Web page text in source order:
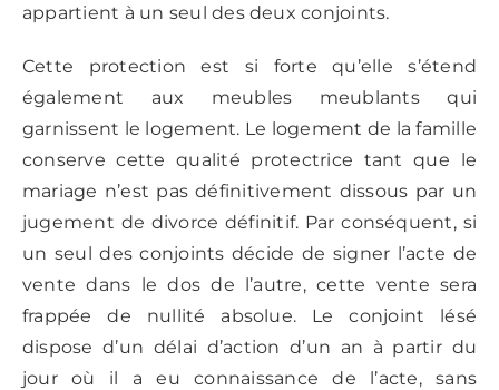
appartient à un seul des deux conjoints.
Cette protection est si forte qu’elle s’étend
également aux meubles meublants qui
garnissent le logement. Le logement de la famille
conserve cette qualité protectrice tant que le
mariage n’est pas définitivement dissous par un
jugement de divorce définitif. Par conséquent, si
un seul des conjoints décide de signer l’acte de
vente dans le dos de l’autre, cette vente sera
frappée de nullité absolue. Le conjoint lésé
dispose d’un délai d’action d’un an à partir du
jour où il a eu connaissance de l’acte, sans